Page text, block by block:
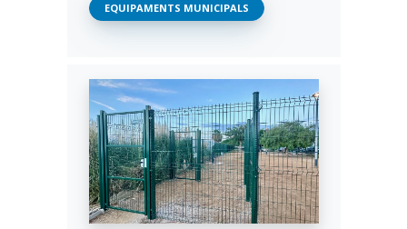
EQUIPAMENTS MUNICIPALS